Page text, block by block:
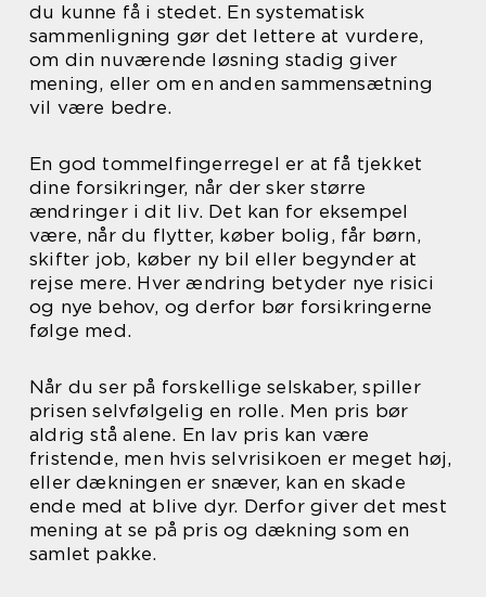
du kunne få i stedet. En systematisk
sammenligning gør det lettere at vurdere,
om din nuværende løsning stadig giver
mening, eller om en anden sammensætning
vil være bedre.
En god tommelfingerregel er at få tjekket
dine forsikringer, når der sker større
ændringer i dit liv. Det kan for eksempel
være, når du flytter, køber bolig, får børn,
skifter job, køber ny bil eller begynder at
rejse mere. Hver ændring betyder nye risici
og nye behov, og derfor bør forsikringerne
følge med.
Når du ser på forskellige selskaber, spiller
prisen selvfølgelig en rolle. Men pris bør
aldrig stå alene. En lav pris kan være
fristende, men hvis selvrisikoen er meget høj,
eller dækningen er snæver, kan en skade
ende med at blive dyr. Derfor giver det mest
mening at se på pris og dækning som en
samlet pakke.